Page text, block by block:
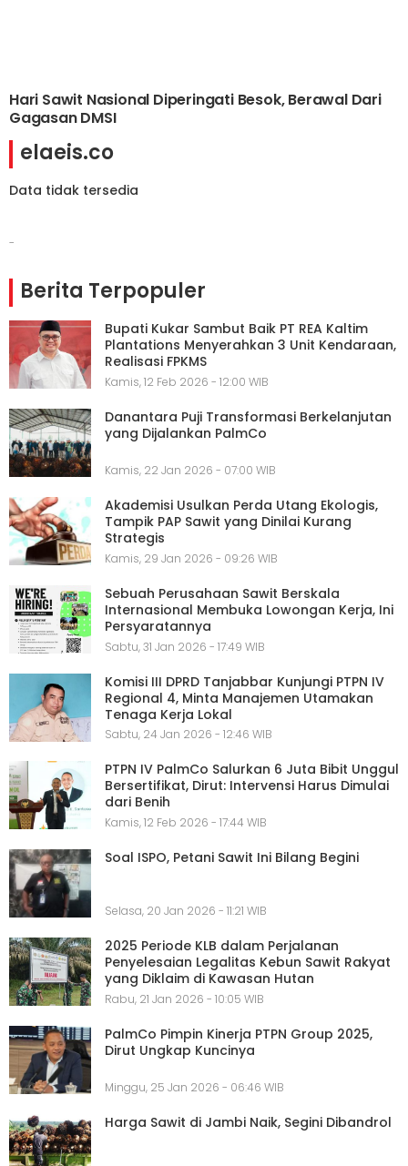
Hari Sawit Nasional Diperingati Besok, Berawal Dari
Gagasan DMSI
elaeis.co
Data tidak tersedia
-
Berita Terpopuler
Bupati Kukar Sambut Baik PT REA Kaltim
Plantations Menyerahkan 3 Unit Kendaraan,
Realisasi FPKMS
Kamis, 12 Feb 2026 - 12:00 WIB
Danantara Puji Transformasi Berkelanjutan
yang Dijalankan PalmCo
Kamis, 22 Jan 2026 - 07:00 WIB
Akademisi Usulkan Perda Utang Ekologis,
Tampik PAP Sawit yang Dinilai Kurang
Strategis
Kamis, 29 Jan 2026 - 09:26 WIB
Sebuah Perusahaan Sawit Berskala
Internasional Membuka Lowongan Kerja, Ini
Persyaratannya
Sabtu, 31 Jan 2026 - 17:49 WIB
Komisi III DPRD Tanjabbar Kunjungi PTPN IV
Regional 4, Minta Manajemen Utamakan
Tenaga Kerja Lokal
Sabtu, 24 Jan 2026 - 12:46 WIB
PTPN IV PalmCo Salurkan 6 Juta Bibit Unggul
Bersertifikat, Dirut: Intervensi Harus Dimulai
dari Benih
Kamis, 12 Feb 2026 - 17:44 WIB
Soal ISPO, Petani Sawit Ini Bilang Begini
Selasa, 20 Jan 2026 - 11:21 WIB
2025 Periode KLB dalam Perjalanan
Penyelesaian Legalitas Kebun Sawit Rakyat
yang Diklaim di Kawasan Hutan
Rabu, 21 Jan 2026 - 10:05 WIB
PalmCo Pimpin Kinerja PTPN Group 2025,
Dirut Ungkap Kuncinya
Minggu, 25 Jan 2026 - 06:46 WIB
Harga Sawit di Jambi Naik, Segini Dibandrol